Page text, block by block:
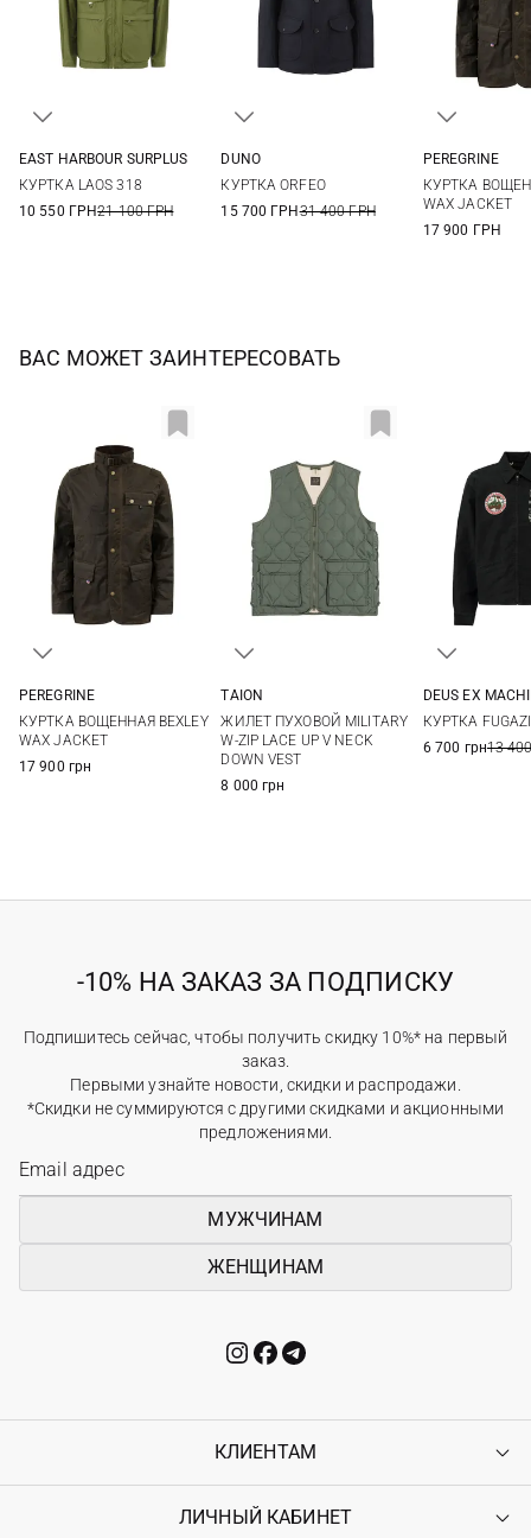
EAST HARBOUR SURPLUS
КУРТКА LAOS 318
10 550 ГРН21 100 ГРН
DUNO
КУРТКА ORFEO
15 700 ГРН31 400 ГРН
PEREGRINE
КУРТКА
WAX JACKET
17 900 ГРН
ВАС МОЖЕТ ЗАИНТЕРЕСОВАТЬ
PEREGRINE
КУРТКА ВОЩЕННАЯ BEXLEY
WAX JACKET
17 900 грн
XXL
TAION
ЖИЛЕТ ПУХОВОЙ MILITARY
W-ZIP LACE UP V NECK
DOWN VEST
8 000 грн
DEUS EX
КУРТКА FUGAZI
6 700 грн13
-10% НА ЗАКАЗ ЗА ПОДПИСКУ
Подпишитесь сейчас, чтобы получить скидку 10%* на первый
заказ.
Первыми узнайте новости, скидки и распродажи.
*Скидки не суммируются с другими скидками и акционными
предложениями.
МУЖЧИНАМ
ЖЕНЩИНАМ
КЛИЕНТАМ
Контакты
ЛИЧНЫЙ КАБИНЕТ